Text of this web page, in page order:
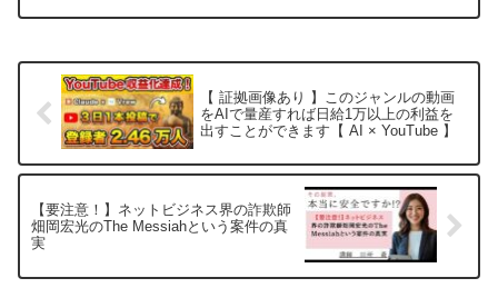
【 証拠画像あり 】このジャンルの動画
をAIで量産すれば日給1万以上の利益を
出すことができます【 AI × YouTube 】
【要注意！】ネットビジネス界の詐欺師
畑岡宏光のThe Messiahという案件の真
実